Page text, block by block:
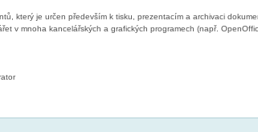
který je určen především k tisku, prezentacím a archivaci
v mnoha kancelářských a grafických programech (např.